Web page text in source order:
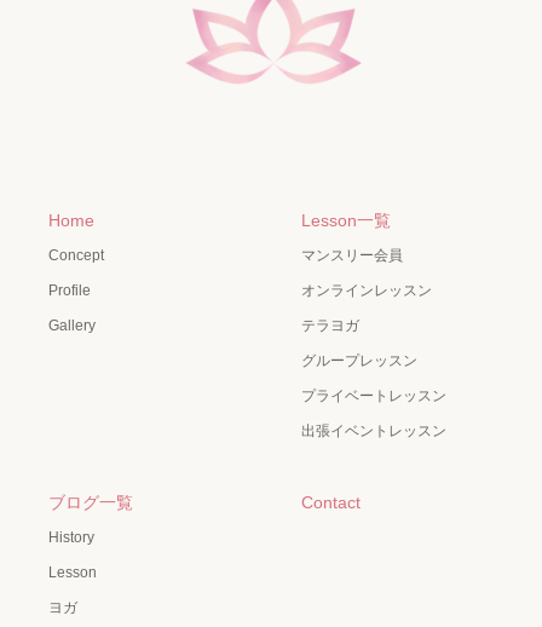
Home
Concept
Profile
Gallery
Lesson一覧
マンスリー会員
オンラインレッスン
テラヨガ
グループレッスン
プライベートレッスン
出張イベントレッスン
ブログ一覧
History
Lesson
ヨガ
Contact